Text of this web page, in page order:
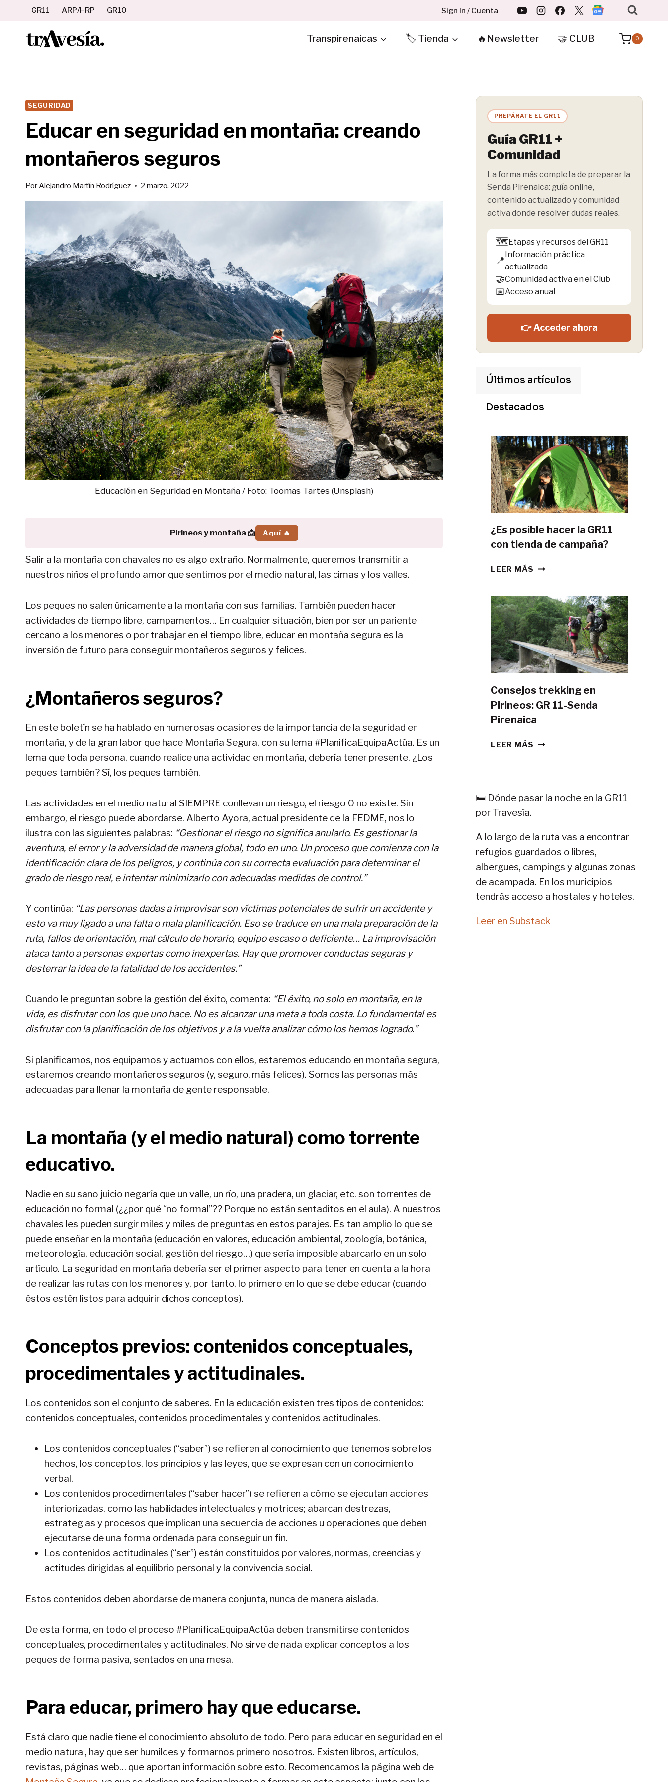
contenido
GR11 ARP/HRP GR10 Sign In / Cuenta
Transpirenaicas 🏷️ Tienda 🔥Newsletter 🤝 CLUB 0
SEGURIDAD
Educar en seguridad en montaña: creando
montañeros seguros
PorAlejandro Martín Rodríguez 2 marzo, 2022
Educación en Seguridad en Montaña / Foto: Toomas Tartes (Unsplash)
Pirineos y montaña 📩 Aquí 🔥
Salir a la montaña con chavales no es algo extraño. Normalmente, queremos transmitir a
nuestros niños el profundo amor que sentimos por el medio natural, las cimas y los valles.
Los peques no salen únicamente a la montaña con sus familias. También pueden hacer
actividades de tiempo libre, campamentos… En cualquier situación, bien por ser un pariente
cercano a los menores o por trabajar en el tiempo libre, educar en montaña segura es la
inversión de futuro para conseguir montañeros seguros y felices.
¿Montañeros seguros?
En este boletín se ha hablado en numerosas ocasiones de la importancia de la seguridad en
montaña, y de la gran labor que hace Montaña Segura, con su lema #PlanificaEquipaActúa. Es un
lema que toda persona, cuando realice una actividad en montaña, debería tener presente. ¿Los
peques también? Sí, los peques también.
Las actividades en el medio natural SIEMPRE conllevan un riesgo, el riesgo 0 no existe. Sin
embargo, el riesgo puede abordarse. Alberto Ayora, actual presidente de la FEDME, nos lo
ilustra con las siguientes palabras: “Gestionar el riesgo no significa anularlo. Es gestionar la
aventura, el error y la adversidad de manera global, todo en uno. Un proceso que comienza con la
identificación clara de los peligros, y continúa con su correcta evaluación para determinar el
grado de riesgo real, e intentar minimizarlo con adecuadas medidas de control.”
Y continúa: “Las personas dadas a improvisar son víctimas potenciales de sufrir un accidente y
esto va muy ligado a una falta o mala planificación. Eso se traduce en una mala preparación de la
ruta, fallos de orientación, mal cálculo de horario, equipo escaso o deficiente… La improvisación
ataca tanto a personas expertas como inexpertas. Hay que promover conductas seguras y
desterrar la idea de la fatalidad de los accidentes.”
Cuando le preguntan sobre la gestión del éxito, comenta: “El éxito, no solo en montaña, en la
vida, es disfrutar con los que uno hace. No es alcanzar una meta a toda costa. Lo fundamental es
disfrutar con la planificación de los objetivos y a la vuelta analizar cómo los hemos logrado.”
Si planificamos, nos equipamos y actuamos con ellos, estaremos educando en montaña segura,
estaremos creando montañeros seguros (y, seguro, más felices). Somos las personas más
adecuadas para llenar la montaña de gente responsable.
La montaña (y el medio natural) como torrente
educativo.
Nadie en su sano juicio negaría que un valle, un río, una pradera, un glaciar, etc. son torrentes de
educación no formal (¿¿por qué “no formal”?? Porque no están sentaditos en el aula). A nuestros
chavales les pueden surgir miles y miles de preguntas en estos parajes. Es tan amplio lo que se
puede enseñar en la montaña (educación en valores, educación ambiental, zoología, botánica,
meteorología, educación social, gestión del riesgo…) que sería imposible abarcarlo en un solo
artículo. La seguridad en montaña debería ser el primer aspecto para tener en cuenta a la hora
de realizar las rutas con los menores y, por tanto, lo primero en lo que se debe educar (cuando
éstos estén listos para adquirir dichos conceptos).
Conceptos previos: contenidos conceptuales,
procedimentales y actitudinales.
Los contenidos son el conjunto de saberes. En la educación existen tres tipos de contenidos:
contenidos conceptuales, contenidos procedimentales y contenidos actitudinales.
Los contenidos conceptuales (“saber”) se refieren al conocimiento que tenemos sobre los
hechos, los conceptos, los principios y las leyes, que se expresan con un conocimiento
verbal.
Los contenidos procedimentales (“saber hacer”) se refieren a cómo se ejecutan acciones
interiorizadas, como las habilidades intelectuales y motrices; abarcan destrezas,
estrategias y procesos que implican una secuencia de acciones u operaciones que deben
ejecutarse de una forma ordenada para conseguir un fin.
Los contenidos actitudinales (“ser”) están constituidos por valores, normas, creencias y
actitudes dirigidas al equilibrio personal y la convivencia social.
Estos contenidos deben abordarse de manera conjunta, nunca de manera aislada.
De esta forma, en todo el proceso #PlanificaEquipaActúa deben transmitirse contenidos
conceptuales, procedimentales y actitudinales. No sirve de nada explicar conceptos a los
peques de forma pasiva, sentados en una mesa.
Para educar, primero hay que educarse.
Está claro que nadie tiene el conocimiento absoluto de todo. Pero para educar en seguridad en el
medio natural, hay que ser humildes y formarnos primero nosotros. Existen libros, artículos,
revistas, páginas web… que aportan información sobre esto. Recomendamos la página web de
PREPÁRATE EL GR11
Guía GR11 +
Comunidad
La forma más completa de preparar la
Senda Pirenaica: guía online,
contenido actualizado y comunidad
activa donde resolver dudas reales.
🗺️Etapas y recursos del GR11
📍
Información práctica
actualizada
🤝Comunidad activa en el Club
📅Acceso anual
👉 Acceder ahora
Últimos artículos
Destacados
¿Es posible hacer la GR11
con tienda de campaña?
LEER MÁS ¿ES
LA
GR11
CON
TIENDA
DE
CAMPAÑA?
Consejos trekking en
Pirineos: GR 11-Senda
Pirenaica
LEER MÁS CONSEJOS
11-
🛏️ Dónde pasar la noche en la GR11
por Travesía.
A lo largo de la ruta vas a encontrar
refugios guardados o libres,
albergues, campings y algunas zonas
de acampada. En los municipios
tendrás acceso a hostales y hoteles.
Leer en Substack